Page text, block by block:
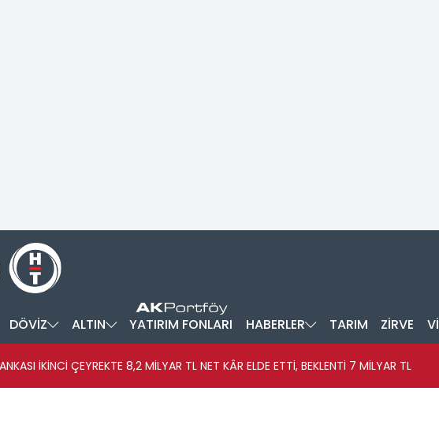
DÖVİZ ALTIN YATIRIM FONLARI HABERLER TARIM ZİRVE
İKİNCİ ÇEYREKTE 8,2 MİLYAR TL NET KÂR ELDE ETTİ, BEKLENTİ 7 MİLYAR TL